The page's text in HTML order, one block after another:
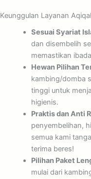
Keunggulan Layanan
Sesuai Syariat
dan disembelih
memastikan
Hewan Pilihan
kambing/domba
tinggi untuk
higienis.
Praktis dan Anti
penyembelihan,
semua kami
terima beres!
Pilihan Paket
mulai dari